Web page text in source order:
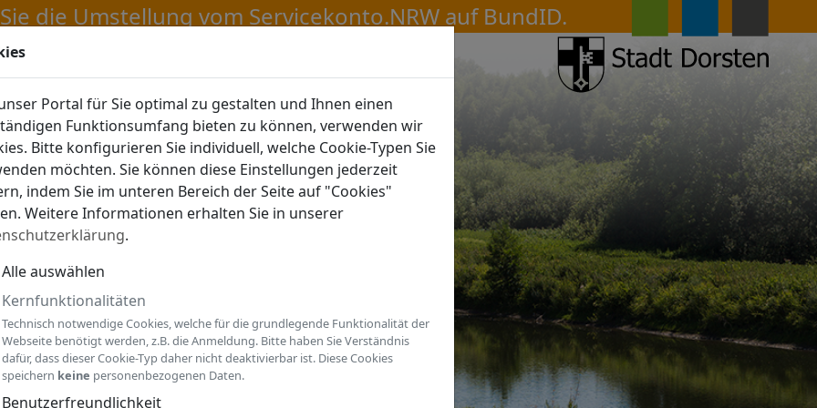
Portal für Sie optimal zu gestalten und Ihnen einen
Funktionsumfang bieten zu können, verwenden wir
Bitte konfigurieren Sie individuell, welche Cookie-Typen Sie
möchten. Sie können diese Einstellungen jederzeit
indem Sie im unteren Bereich der Seite auf "Cookies"
Weitere Informationen erhalten Sie in unserer
.
Alle auswählen
Kernfunktionalitäten
Technisch notwendige Cookies, welche für die grundlegende Funktionalität der
Webseite benötigt werden, z.B. die Anmeldung. Bitte haben Sie Verständnis
dafür, dass dieser Cookie-Typ daher nicht deaktivierbar ist. Diese Cookies
speichern keine personenbezogenen Daten.
Benutzerfreundlichkeit